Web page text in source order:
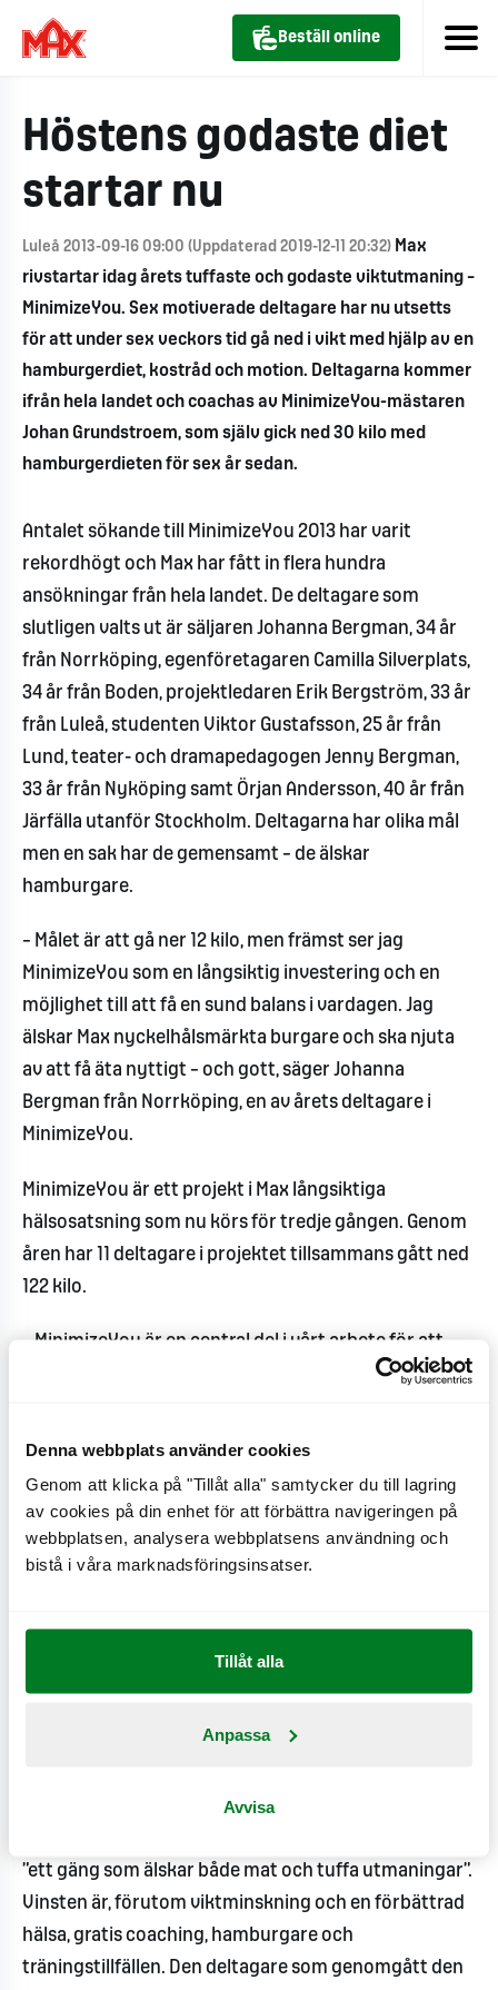
Denna webbplats använder cookies
Genom att klicka på "Tillåt alla" samtycker du till lagring
av cookies på din enhet för att förbättra navigeringen på
webbplatsen, analysera webbplatsens användning och
bistå i våra marknadsföringsinsatser.
Tillåt alla
Anpassa
Avvisa
Beställ online
Höstens godaste diet
startar nu
Luleå 2013-09-16 09:00 (Uppdaterad 2019-12-11 20:32) Max
rivstartar idag årets tuffaste och godaste viktutmaning –
MinimizeYou. Sex motiverade deltagare har nu utsetts
för att under sex veckors tid gå ned i vikt med hjälp av en
hamburgerdiet, kostråd och motion. Deltagarna kommer
ifrån hela landet och coachas av MinimizeYou-mästaren
Johan Grundstroem, som själv gick ned 30 kilo med
hamburgerdieten för sex år sedan.
Antalet sökande till MinimizeYou 2013 har varit
rekordhögt och Max har fått in flera hundra
ansökningar från hela landet. De deltagare som
slutligen valts ut är säljaren Johanna Bergman, 34 år
från Norrköping, egenföretagaren Camilla Silverplats,
34 år från Boden, projektledaren Erik Bergström, 33 år
från Luleå, studenten Viktor Gustafsson, 25 år från
Lund, teater- och dramapedagogen Jenny Bergman,
33 år från Nyköping samt Örjan Andersson, 40 år från
Järfälla utanför Stockholm. Deltagarna har olika mål
men en sak har de gemensamt – de älskar
hamburgare.
– Målet är att gå ner 12 kilo, men främst ser jag
MinimizeYou som en långsiktig investering och en
möjlighet till att få en sund balans i vardagen. Jag
älskar Max nyckelhålsmärkta burgare och ska njuta
av att få äta nyttigt – och gott, säger Johanna
Bergman från Norrköping, en av årets deltagare i
MinimizeYou.
MinimizeYou är ett projekt i Max långsiktiga
hälsosatsning som nu körs för tredje gången. Genom
åren har 11 deltagare i projektet tillsammans gått ned
122 kilo.
– MinimizeYou är en central del i vårt arbete för att
uppmuntra människor till ett hälsosamt och aktivt liv.
säger Richard Bergfors, VD på Max
Hamburgerrestauranger.
livsstil, gå ned i vikt och ändå äta gott med en
hamburgerdiet. Resultatet talar för sig självt – Johan
som ska medverka. Johan beskriver årets deltagare
”ett gäng som älskar både mat och tuffa utmaningar”.
Vinsten är, förutom viktminskning och en förbättrad
hälsa, gratis coaching, hamburgare och
träningstillfällen. Den deltagare som genomgått den